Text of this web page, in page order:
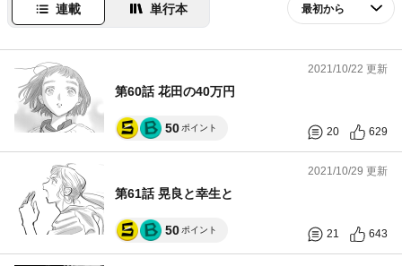
連載 単行本
2021/10/22 更新
第60話 花田の40万円
50 ポイント 20 629
2021/10/29 更新
第61話 晃良と幸生と
50 ポイント 21 643